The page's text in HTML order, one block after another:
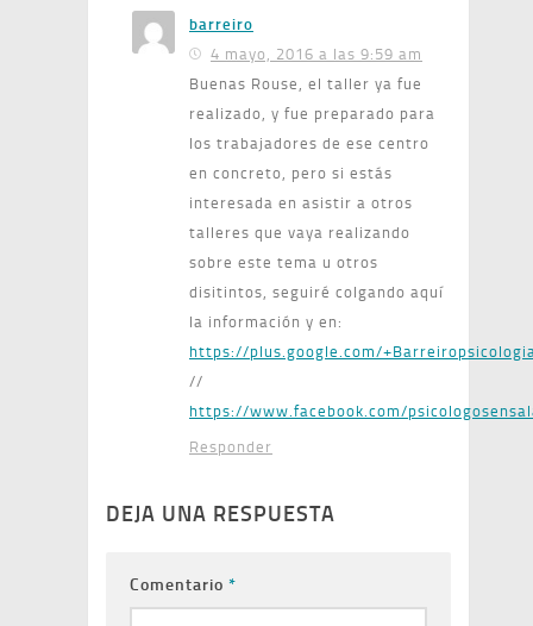
barreiro
4 mayo, 2016 a las 9:59 am
Buenas Rouse, el taller ya fue
realizado, y fue preparado para
los trabajadores de ese centro
en concreto, pero si estás
interesada en asistir a otros
talleres que vaya realizando
sobre este tema u otros
disitintos, seguiré colgando aquí
la información y en:
https://plus.google.com/
//
https://www.facebook.com/
Responder
DEJA UNA RESPUESTA
Comentario *